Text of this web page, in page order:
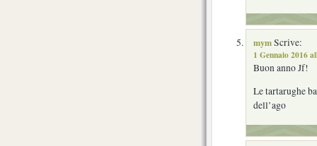
mymScrive:
1 Gennaio 2016
Buon anno Jf!
Le tartarughe
dell’ago